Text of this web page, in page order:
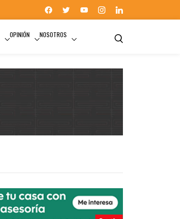
OPINIÓN NOSOTROS